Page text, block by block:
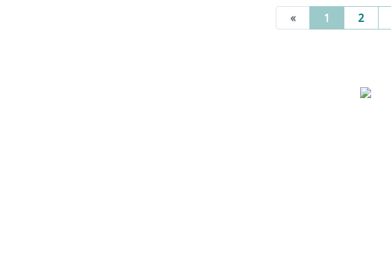
« 1 (current)
2